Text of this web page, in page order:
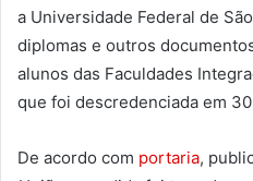
a Universidade Federal de
diplomas e outros
alunos das Faculdades
que foi descredenciada em
De acordo com portaria,